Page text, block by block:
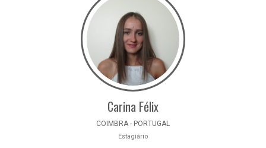
Carina Félix
COIMBRA - PORTUGAL
Estagiário